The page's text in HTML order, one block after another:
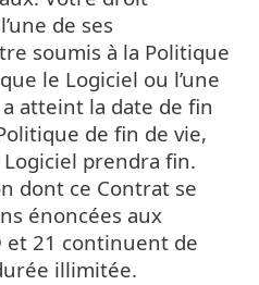
de ses
soumis à la Politique
le Logiciel ou l’une
atteint la date de fin
de fin de vie,
prendra fin.
dont ce Contrat se
énoncées aux
et 21 continuent de
illimitée.